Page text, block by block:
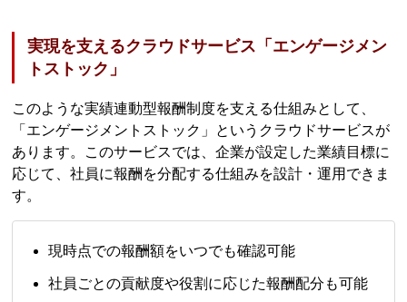
実現を支えるクラウドサービス「エンゲージメン
トストック」
このような実績連動型報酬制度を支える仕組みとして、
「エンゲージメントストック」というクラウドサービスが
あります。このサービスでは、企業が設定した業績目標に
応じて、社員に報酬を分配する仕組みを設計・運用できま
す。
現時点での報酬額をいつでも確認可能
社員ごとの貢献度や役割に応じた報酬配分も可能